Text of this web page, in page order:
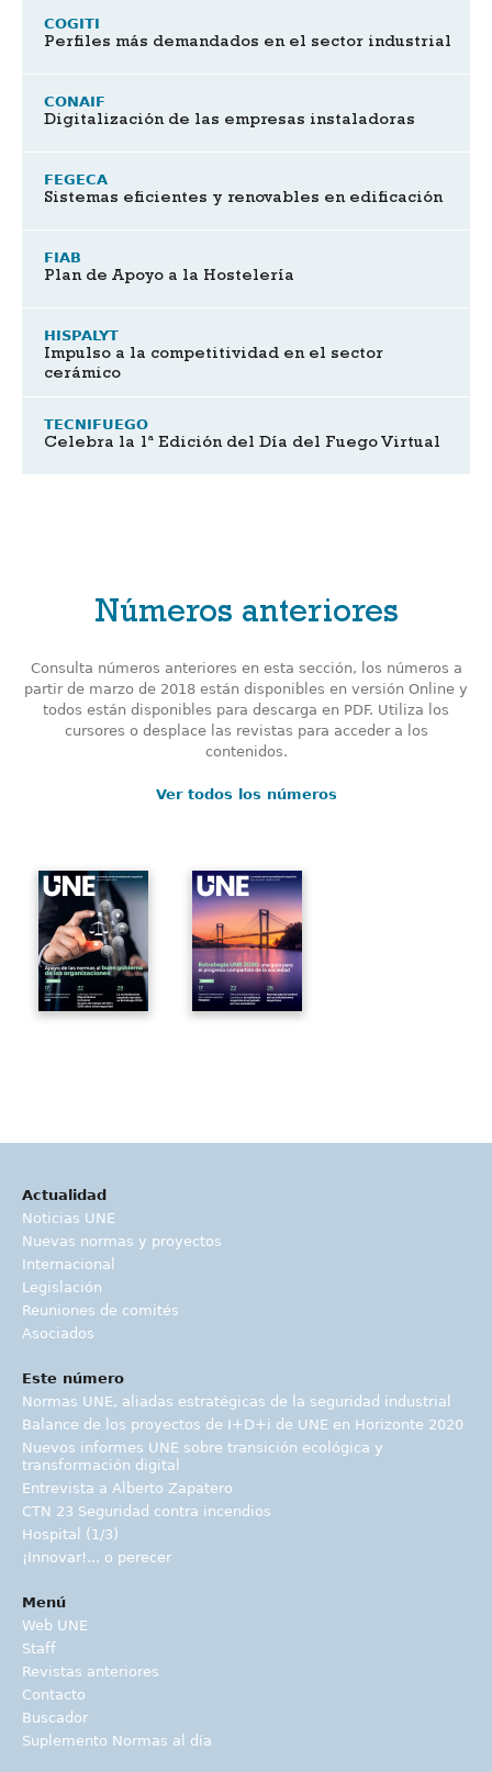
COGITI
Perfiles más demandados en el sector industrial
CONAIF
Digitalización de las empresas instaladoras
FEGECA
Sistemas eficientes y renovables en edificación
FIAB
Plan de Apoyo a la Hostelería
HISPALYT
Impulso a la competitividad en el sector
cerámico
TECNIFUEGO
Celebra la 1ª Edición del Día del Fuego Virtual
Números anteriores
Consulta números anteriores en esta sección, los números a
partir de marzo de 2018 están disponibles en versión Online y
todos están disponibles para descarga en PDF. Utiliza los
cursores o desplace las revistas para acceder a los
contenidos.
Ver todos los números
Actualidad
Noticias UNE
Nuevas normas y proyectos
Internacional
Legislación
Reuniones de comités
Asociados
Este número
Normas UNE, aliadas estratégicas de la seguridad industrial
Balance de los proyectos de I+D+i de UNE en Horizonte 2020
Nuevos informes UNE sobre transición ecológica y
transformación digital
Entrevista a Alberto Zapatero
CTN 23 Seguridad contra incendios
Hospital (1/3)
¡Innovar!... o perecer
Menú
Web UNE
Staff
Revistas anteriores
Contacto
Buscador
Suplemento Normas al día